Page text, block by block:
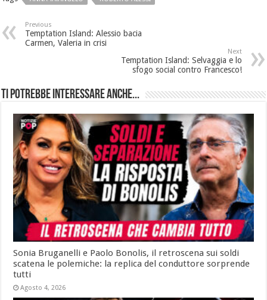
Previous
Temptation Island: Alessio bacia
Carmen, Valeria in crisi
Next
Temptation Island: Selvaggia e lo
sfogo social contro Francesco!
Ti potrebbe interessare anche...
Sonia Bruganelli e Paolo Bonolis, il retroscena sui soldi
scatena le polemiche: la replica del conduttore sorprende
tutti
Agosto 4, 2026